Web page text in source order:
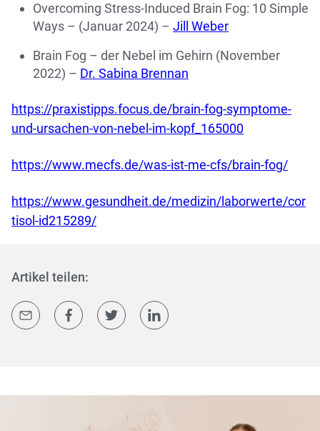
Overcoming Stress-Induced Brain Fog: 10 Simple
Ways – (Januar 2024) – Jill Weber
Brain Fog – der Nebel im Gehirn (November
2022) – Dr. Sabina Brennan
https://praxistipps.focus.de/brain-fog-symptome-
und-ursachen-von-nebel-im-kopf_165000
https://www.mecfs.de/was-ist-me-cfs/brain-fog/
https://www.gesundheit.de/medizin/laborwerte/cor
tisol-id215289/
Artikel teilen: